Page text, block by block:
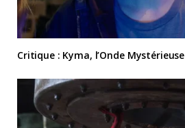
Critique : Kyma, l’Onde Mystérieuse